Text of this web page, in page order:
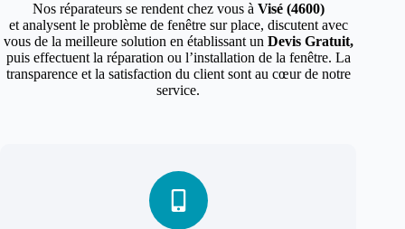
Nos réparateurs se rendent chez vous à Visé (4600)
et analysent le problème de fenêtre sur place, discutent avec
vous de la meilleure solution en établissant un Devis Gratuit,
puis effectuent la réparation ou l’installation de la fenêtre. La
transparence et la satisfaction du client sont au cœur de notre
service.